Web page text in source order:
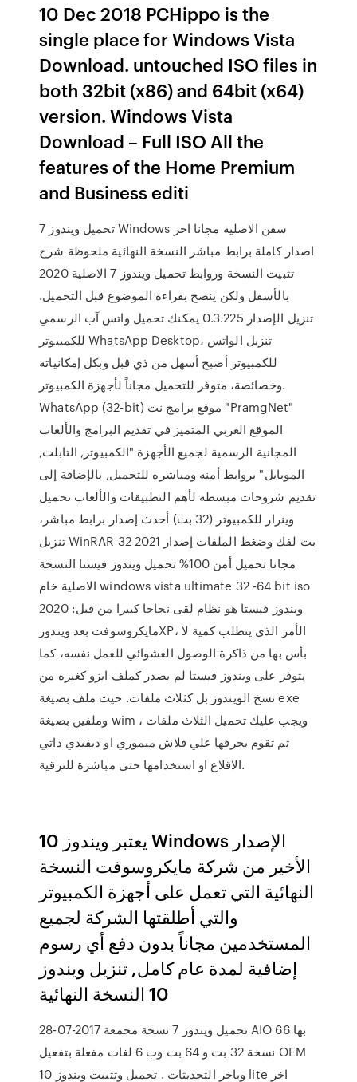
10 Dec 2018 PCHippo is the
single place for Windows Vista
Download. untouched ISO files in
both 32bit (x86) and 64bit (x64)
version. Windows Vista
Download – Full ISO All the
features of the Home Premium
and Business editi
تحميل ويندوز 7 Windows سفن الاصلية مجانا اخر
اصدار كاملة برابط مباشر النسخة النهائية ملحوظة شرح
تثبيت النسخة وروابط تحميل ويندوز 7 الاصلية 2020
بالأسفل ولكن ينصح بقراءة الموضوع قبل التحميل.
تنزيل الإصدار 0.3.225 يمكنك تحميل واتس آب الرسمي
للكمبيوتر WhatsApp Desktop، تنزيل الواتس
للكمبيوتر أصبح أسهل من ذي قبل وبكل إمكانياته
وخصائصة، متوفر للتحميل مجاناً لأجهزة الكمبيوتر.
WhatsApp (32-bit) موقع برامج نت "PramgNet"
الموقع العربي المتميز في تقديم البرامج والألعاب
المجانية الرسمية لجميع الأجهزة "الكمبيوتر, التابلت,
الموبايل" بروابط أمنه ومباشره للتحميل, بالإضافة إلى
تقديم شروحات مبسطه لأهم التطبيقات والألعاب تحميل
وينرار للكمبيوتر (32 بت) أحدث إصدار برابط مباشر،
تنزيل WinRAR 32 بت لفك وضغط الملفات إصدار 2021
مجانا تحميل أمن 100% تحميل ويندوز فيستا النسخة
الاصلية خام windows vista ultimate 32 -64 bit iso
2020 :ويندوز فيستا هو نظام لقى نجاحا كبيرا من قبل
مايكروسوفت بعد ويندوزXP، الأمر الذي يتطلب كمية لا
بأس بها من ذاكرة الوصول العشوائي للعمل نفسه، كما
يتوفر على ويندوز فيستا لم يصدر كملف ايزو كغيره من
نسخ الويندوز بل كثلاث ملفات. حيث ملف بصيغة exe
وملفين بصيغة wim ، ويجب عليك تحميل الثلاث ملفات
ثم تقوم بحرقها علي فلاش ميموري او ديفيدي ذاتي
الاقلاع او استخدامها حتي مباشرة للترقية.
يعتبر ويندوز 10 Windows الإصدار
الأخير من شركة مايكروسوفت النسخة
النهائية التي تعمل على أجهزة الكمبيوتر
والتي أطلقتها الشركة لجميع
المستخدمين مجاناً بدون دفع أي رسوم
إضافية لمدة عام كامل, تنزيل ويندوز
10 النسخة النهائية
28-07-2017 تحميل ويندوز 7 نسخة مجمعة AIO بها 66
نسخة 32 بت و 64 بت وب 6 لغات مفعلة بتفعيل OEM
وباخر التحديثات . تحميل وتثبيت ويندوز 10 lite اخر